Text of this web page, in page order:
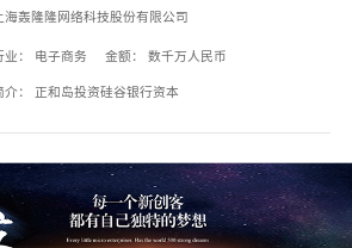
海轰隆隆网络科技股份有限公司
业： 电子商务 金额： 数千万人民币
介： 正和岛投资硅谷银行资本